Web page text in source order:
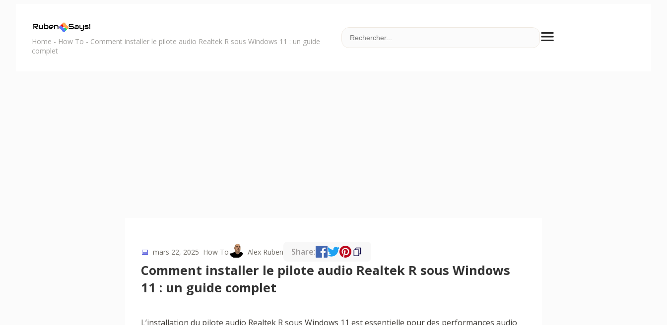
Home - How To - Comment installer le pilote audio Realtek R sous Windows 11 : un guide
complet
📅 mars 22, 2025 How To Alex Ruben Share:
Comment installer le pilote audio Realtek R sous Windows
11 : un guide complet
L’installation du pilote audio Realtek R sous Windows 11 est essentielle pour des performances audio